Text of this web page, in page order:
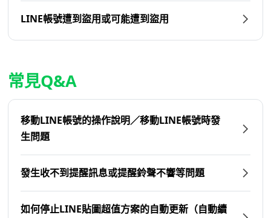
LINE帳號遭到盜用或可能遭到盜用
常見Q&A
移動LINE帳號的操作說明／移動LINE帳號時發
生問題
發生收不到提醒訊息或提醒鈴聲不響等問題
如何停止LINE貼圖超值方案的自動更新（自動續